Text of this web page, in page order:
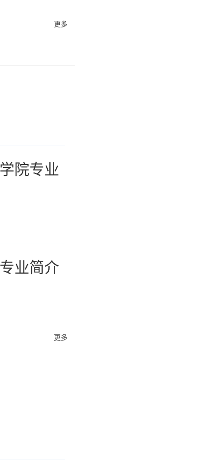
更多
院专业
业简介
更多